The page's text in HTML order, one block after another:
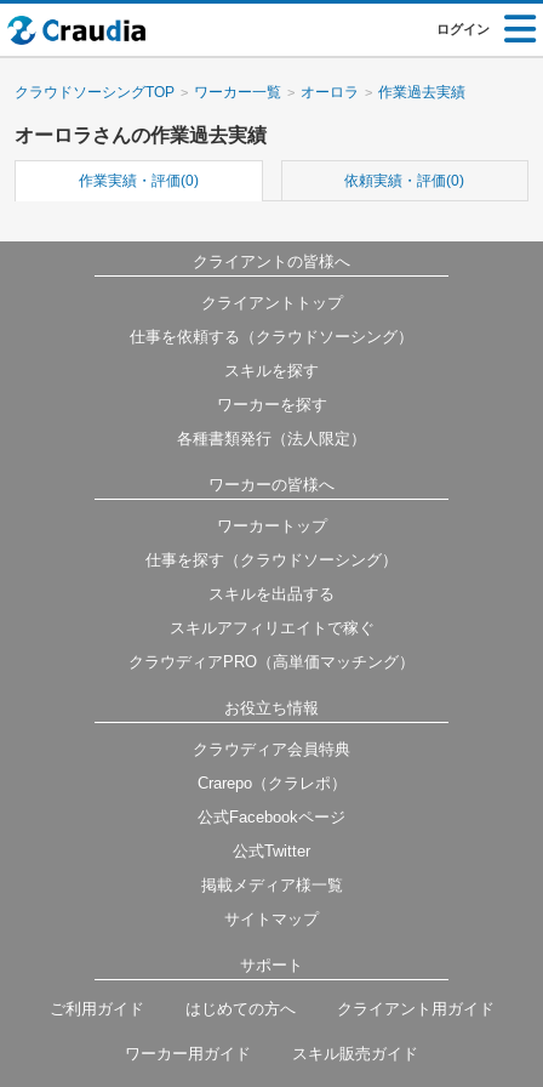
ログイン
クラウドソーシングTOP ワーカー一覧 オーロラ 作業過去実績
オーロラさんの作業過去実績
作業実績・評価(0) 依頼実績・評価(0)
クライアントの皆様へ
クライアントトップ
仕事を依頼する（クラウドソーシング）
スキルを探す
ワーカーを探す
各種書類発行（法人限定）
ワーカーの皆様へ
ワーカートップ
仕事を探す（クラウドソーシング）
スキルを出品する
スキルアフィリエイトで稼ぐ
クラウディアPRO（高単価マッチング）
お役立ち情報
クラウディア会員特典
Crarepo（クラレポ）
公式Facebookページ
公式Twitter
掲載メディア様一覧
サイトマップ
サポート
ご利用ガイド はじめての方へ クライアント用ガイド
ワーカー用ガイド スキル販売ガイド